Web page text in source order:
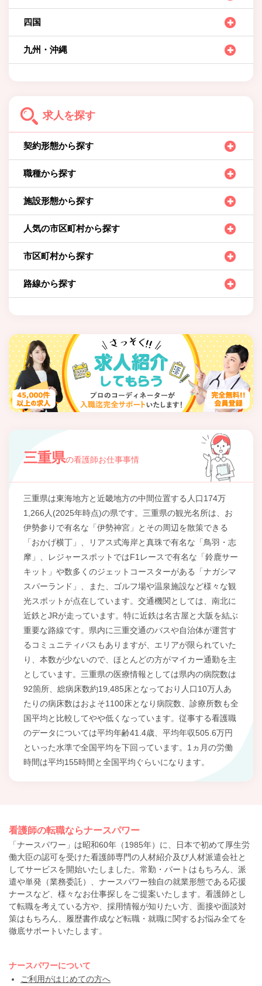
四国
九州・沖縄
求人を探す
契約形態から探す
職種から探す
施設形態から探す
人気の市区町村から探す
市区町村から探す
路線から探す
三重県の看護師お仕事事情
三重県は東海地方と近畿地方の中間位置する人口174万
1,266人(2025年時点)の県です。三重県の観光名所は、お
伊勢参りで有名な「伊勢神宮」とその周辺を散策できる
「おかげ横丁」、リアス式海岸と真珠で有名な「鳥羽・志
摩」、レジャースポットではF1レースで有名な「鈴鹿サー
キット」や数多くのジェットコースターがある「ナガシマ
スパーランド」、また、ゴルフ場や温泉施設など様々な観
光スポットが点在しています。交通機関としては、南北に
近鉄とJRが走っています。特に近鉄は名古屋と大阪を結ぶ
重要な路線です。県内に三重交通のバスや自治体が運営す
るコミュニティバスもありますが、エリアが限られていた
り、本数が少ないので、ほとんどの方がマイカー通勤を主
としています。三重県の医療情報としては県内の病院数は
92箇所、総病床数約19,485床となっており人口10万人あ
たりの病床数はおよそ1100床となり病院数、診療所数も全
国平均と比較してやや低くなっています。従事する看護職
のデータについては平均年齢41.4歳、平均年収505.6万円
といった水準で全国平均を下回っています。1ヵ月の労働
時間は平均155時間と全国平均ぐらいになります。
看護師の転職ならナースパワー
「ナースパワー」は昭和60年（1985年）に、日本で初めて厚生労
働大臣の認可を受けた看護師専門の人材紹介及び人材派遣会社と
してサービスを開始いたしました。常勤・パートはもちろん、派
遣や単発（業務委託）、ナースパワー独自の就業形態である応援
ナースなど、様々なお仕事探しをご提案いたします。看護師とし
て転職を考えている方や、採用情報が知りたい方、面接や面談対
策はもちろん、履歴書作成など転職・就職に関するお悩み全てを
徹底サポートいたします。
ナースパワーについて
ご利用がはじめての方へ